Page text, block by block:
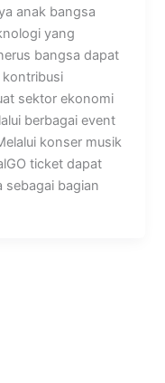
anak bangsa
yang
bangsa dapat
kontribusi
sektor ekonomi
berbagai event
konser musik
ticket dapat
sebagai bagian